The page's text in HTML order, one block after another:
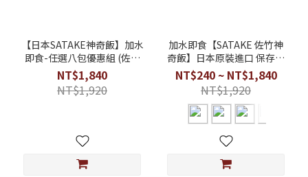
【日本SATAKE神奇飯】加水
即食-任選八包優惠組 (佐竹
乾燥飯/保存食)
NT$1,840
NT$1,920
加水即食【SATAKE 佐竹神
奇飯】日本原裝進口 保存食
－ 乾燥飯・冷熱水沖泡即
食・素食可・防災露營登山
必備
NT$240 ~ NT$1,840
NT$1,920